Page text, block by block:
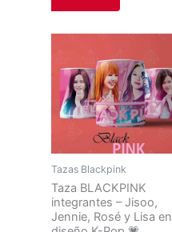
Tazas Blackpink
Taza BLACKPINK
integrantes – Jisoo,
Jennie, Rosé y Lisa en